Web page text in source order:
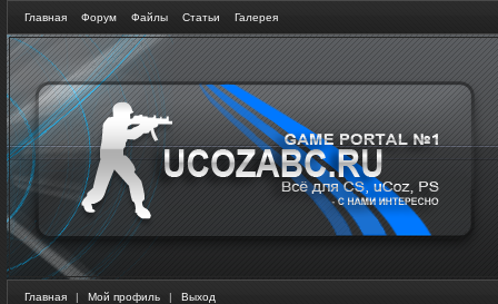
Главная Форум Файлы Статьи Галерея
Главная | Мой профиль | Выход